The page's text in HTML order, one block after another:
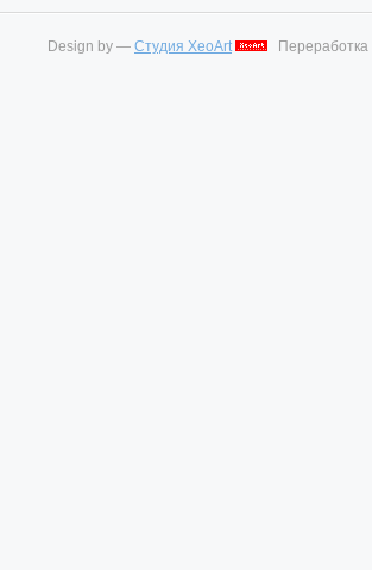
Design by — Студия XeoArt Переработка